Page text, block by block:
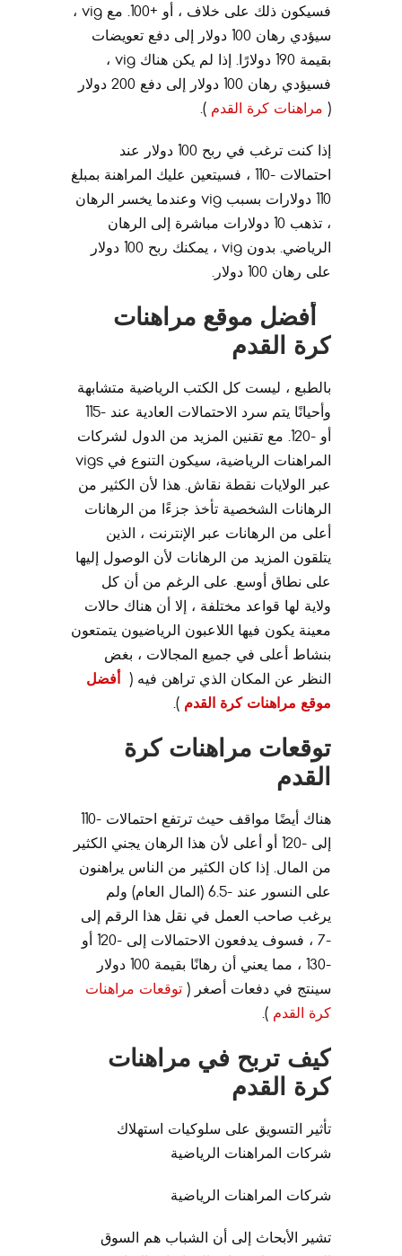
فسيكون ذلك على خلاف ، أو +100. مع vig ،
سيؤدي رهان 100 دولار إلى دفع تعويضات
بقيمة 190 دولارًا. إذا لم يكن هناك vig ،
فسيؤدي رهان 100 دولار إلى دفع 200 دولار
( مراهنات كرة القدم ).
إذا كنت ترغب في ربح 100 دولار عند
احتمالات -110 ، فسيتعين عليك المراهنة بمبلغ
110 دولارات بسبب vig وعندما يخسر الرهان
، تذهب 10 دولارات مباشرة إلى الرهان
الرياضي. بدون vig ، يمكنك ربح 100 دولار
على رهان 100 دولار.
أفضل موقع مراهنات
كرة القدم
بالطبع ، ليست كل الكتب الرياضية متشابهة
وأحيانًا يتم سرد الاحتمالات العادية عند -115
أو -120. مع تقنين المزيد من الدول لشركات
المراهنات الرياضية، سيكون التنوع في vigs
عبر الولايات نقطة نقاش. هذا لأن الكثير من
الرهانات الشخصية تأخذ جزءًا من الرهانات
أعلى من الرهانات عبر الإنترنت ، الذين
يتلقون المزيد من الرهانات لأن الوصول إليها
على نطاق أوسع. على الرغم من أن كل
ولاية لها قواعد مختلفة ، إلا أن هناك حالات
معينة يكون فيها اللاعبون الرياضيون يتمتعون
بنشاط أعلى في جميع المجالات ، بغض
النظر عن المكان الذي تراهن فيه (أفضل
موقع مراهنات كرة القدم ).
توقعات مراهنات كرة
القدم
هناك أيضًا مواقف حيث ترتفع احتمالات -110
إلى -120 أو أعلى لأن هذا الرهان يجني الكثير
من المال. إذا كان الكثير من الناس يراهنون
على النسور عند -6.5 (المال العام) ولم
يرغب صاحب العمل في نقل هذا الرقم إلى
-7 ، فسوف يدفعون الاحتمالات إلى -120 أو
-130 ، مما يعني أن رهانًا بقيمة 100 دولار
سينتج في دفعات أصغر ( توقعات مراهنات
كرة القدم ).
كيف تربح في مراهنات
كرة القدم
تأثير التسويق على سلوكيات استهلاك
شركات المراهنات الرياضية
شركات المراهنات الرياضية
تشير الأبحاث إلى أن الشباب هم السوق